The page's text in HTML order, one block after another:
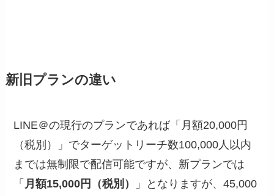
新旧プランの違い
LINE＠の現行のプランであれば「月額20,000円
（税別）」でターゲットリーチ数100,000人以内
までは無制限で配信可能ですが、新プランでは
「 月額15,000円（税別）
」となりますが、45,000